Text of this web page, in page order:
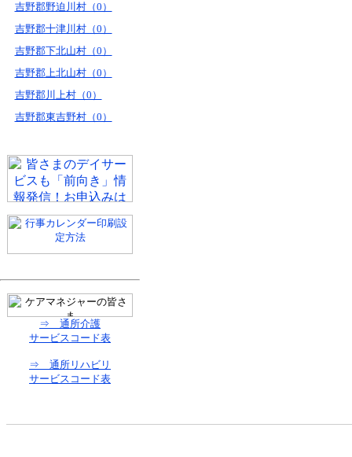
吉野郡野迫川村（0）
吉野郡十津川村（0）
吉野郡下北山村（0）
吉野郡上北山村（0）
吉野郡川上村（0）
吉野郡東吉野村（0）
⇒ 通所介護
サービスコード表
⇒ 通所リハビリ
サービスコード表